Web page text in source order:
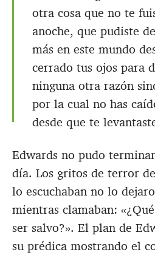
otra cosa que no te
anoche, que pudiste
más en este mundo
cerrado tus ojos para
ninguna otra razón
por la cual no has
desde que te
Edwards no pudo
día. Los gritos de terror
lo escuchaban no lo
mientras clamaban:
ser salvo?». El plan de
su prédica mostrando el